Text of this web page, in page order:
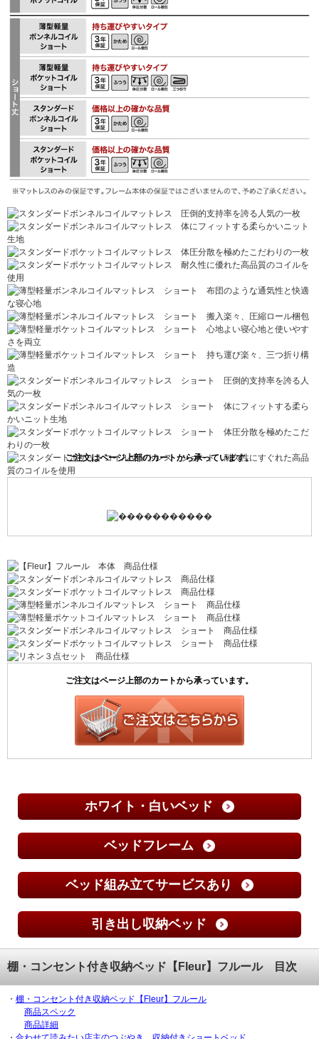
ホワイト・白いベッド
ベッドフレーム
ベッド組み立てサービスあり
引き出し収納ベッド
棚・コンセント付き収納ベッド【Fleur】フルール 目次
・ 棚・コンセント付き収納ベッド【Fleur】フルール
商品スペック
商品詳細